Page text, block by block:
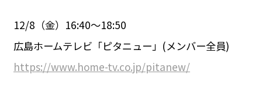
12/8（金）16:40〜18:50
広島ホームテレビ「ピタニュー」(メンバー全員)
https://www.home-tv.co.jp/pitanew/